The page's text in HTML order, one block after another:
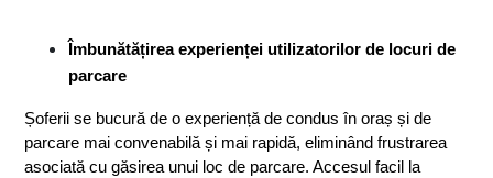
Îmbunătățirea experienței utilizatorilor de locuri de
parcare
Șoferii se bucură de o experiență de condus în oraș și de
parcare mai convenabilă și mai rapidă, eliminând frustrarea
asociată cu găsirea unui loc de parcare. Accesul facil la